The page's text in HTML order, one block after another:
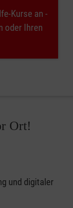
Kurse an -
oder Ihren
Ort!
und digitaler